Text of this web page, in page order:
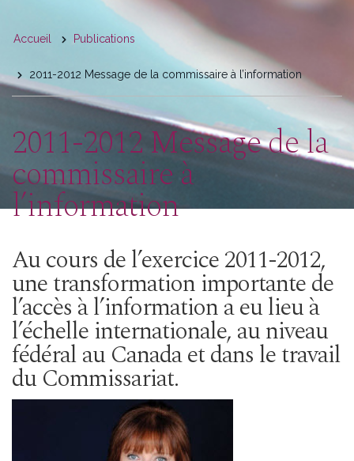
You
are
here
Accueil Publications
2011-2012 Message de la commissaire à l’information
2011-2012 Message de la
commissaire à
l’information
Au cours de l’exercice 2011-2012,
une transformation importante de
l’accès à l’information a eu lieu à
l’échelle internationale, au niveau
fédéral au Canada et dans le travail
du Commissariat.